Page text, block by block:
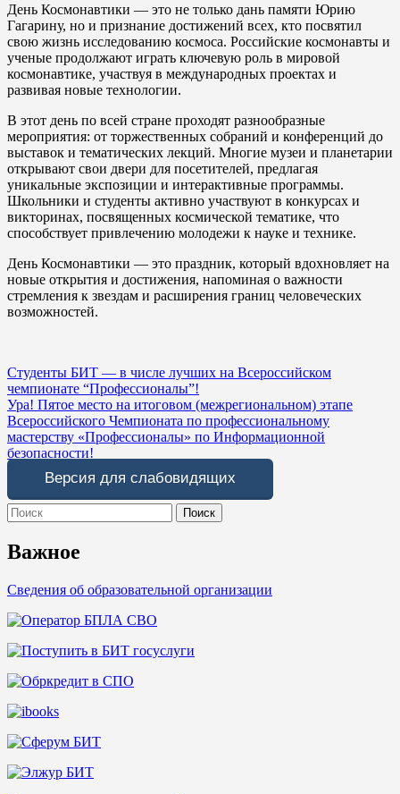
День Космонавтики — это не только дань памяти Юрию
Гагарину, но и признание достижений всех, кто посвятил
свою жизнь исследованию космоса. Российские космонавты и
ученые продолжают играть ключевую роль в мировой
космонавтике, участвуя в международных проектах и
развивая новые технологии.
В этот день по всей стране проходят разнообразные
мероприятия: от торжественных собраний и конференций до
выставок и тематических лекций. Многие музеи и планетарии
открывают свои двери для посетителей, предлагая
уникальные экспозиции и интерактивные программы.
Школьники и студенты активно участвуют в конкурсах и
викторинах, посвященных космической тематике, что
способствует привлечению молодежи к науке и технике.
День Космонавтики — это праздник, который вдохновляет на
новые открытия и достижения, напоминая о важности
стремления к звездам и расширения границ человеческих
возможностей.
Навигация
по
записям
Студенты БИТ — в числе лучших на Всероссийском
чемпионате “Профессионалы”!
Ура! Пятое место на итоговом (межрегиональном) этапе
Всероссийского Чемпионата по профессиональному
мастерству «Профессионалы» по Информационной
безопасности!
Версия для слабовидящих
Search
for:
Важное
Сведения об образовательной организации